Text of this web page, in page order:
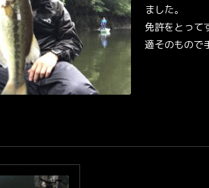
ました。
免許をとって
適そのもので